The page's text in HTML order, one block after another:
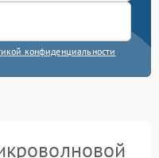
конфиденциальности